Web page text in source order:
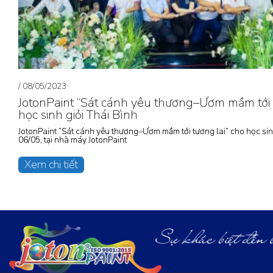
JotonPaint “Sát cánh yêu thương–Ươm mầm
học sinh giỏi Thái Bình
JotonPaint “Sát cánh yêu thương–Ươm mầm tới tương lai” cho học
06/05, tại nhà máy JotonPaint
Xem chi tiết
/ 08/05/2023